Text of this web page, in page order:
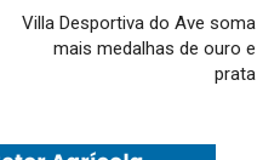
Villa Desportiva do Ave soma
mais medalhas de ouro e
prata